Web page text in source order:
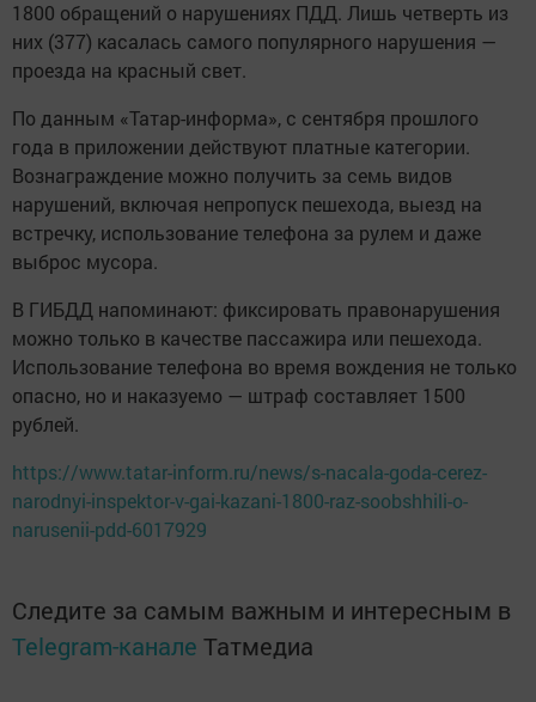
1800 обращений о нарушениях ПДД. Лишь четверть из
них (377) касалась самого популярного нарушения —
проезда на красный свет.
По данным «Татар-информа», с сентября прошлого
года в приложении действуют платные категории.
Вознаграждение можно получить за семь видов
нарушений, включая непропуск пешехода, выезд на
встречку, использование телефона за рулем и даже
выброс мусора.
В ГИБДД напоминают: фиксировать правонарушения
можно только в качестве пассажира или пешехода.
Использование телефона во время вождения не только
опасно, но и наказуемо — штраф составляет 1500
рублей.
https://www.tatar-inform.ru/news/s-nacala-goda-cerez-
narodnyi-inspektor-v-gai-kazani-1800-raz-soobshhili-o-
narusenii-pdd-6017929
Следите за самым важным и интересным в
Telegram-канале Татмедиа